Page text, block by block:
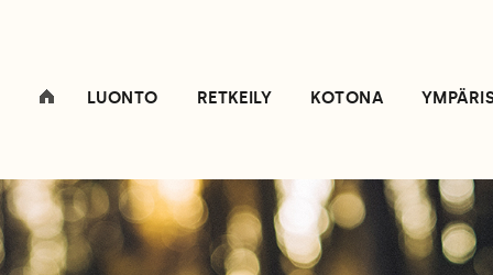
LUONTO RETKEILY KOTONA